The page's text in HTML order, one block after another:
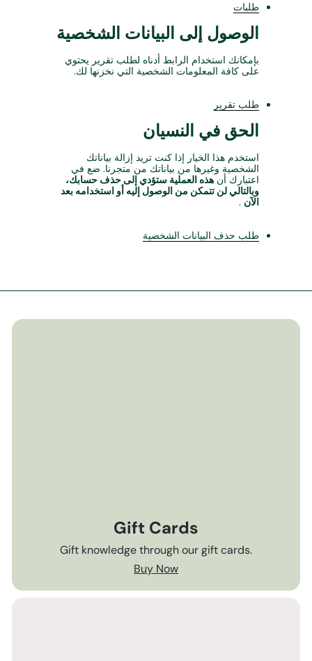
طلبات
الوصول إلى البيانات الشخصية
بإمكانك استخدام الرابط أدناه لطلب تقرير يحتوي
على كافة المعلومات الشخصية التي نخزنها لك.
طلب تقرير
الحق في النسيان
استخدم هذا الخيار إذا كنت تريد إزالة بياناتك
الشخصية وغيرها من بياناتك من متجرنا. ضع في
اعتبارك أن هذه العملية ستؤدي إلى حذف حسابك،
وبالتالي لن تتمكن من الوصول إليه أو استخدامه بعد
الآن .
طلب حذف البيانات الشخصية
Gift Cards
Gift knowledge through our gift cards.
Buy Now